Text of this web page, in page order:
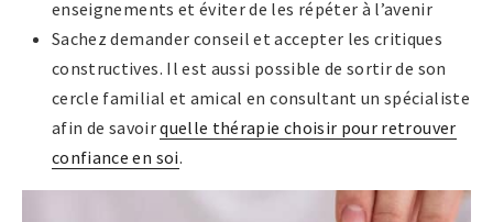
enseignements et éviter de les répéter à l’avenir
Sachez demander conseil et accepter les critiques
constructives. Il est aussi possible de sortir de son
cercle familial et amical en consultant un spécialiste
afin de savoirquelle thérapie choisir pour retrouver
confiance en soi.